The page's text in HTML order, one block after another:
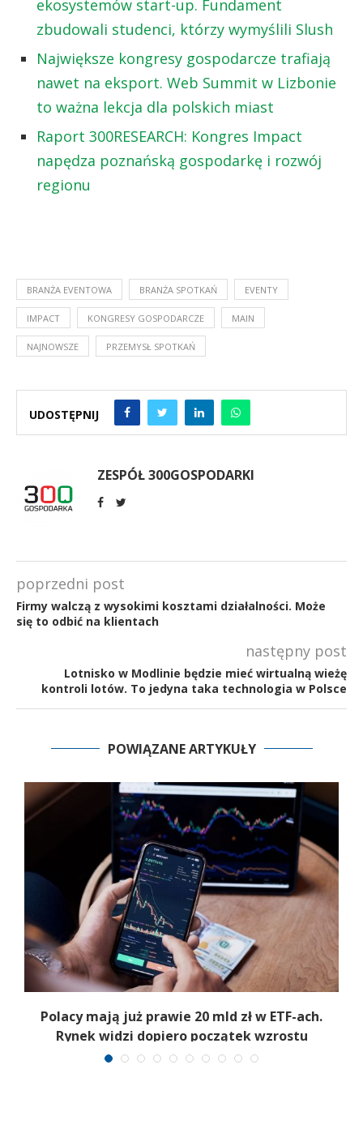
ekosystemów start-up. Fundament
zbudowali studenci, którzy wymyślili Slush
Największe kongresy gospodarcze trafiają
nawet na eksport. Web Summit w Lizbonie
to ważna lekcja dla polskich miast
Raport 300RESEARCH: Kongres Impact
napędza poznańską gospodarkę i rozwój
regionu
BRANŻA EVENTOWA BRANŻA SPOTKAŃ EVENTY
IMPACT KONGRESY GOSPODARCZE MAIN
NAJNOWSZE PRZEMYSŁ SPOTKAŃ
UDOSTĘPNIJ
ZESPÓŁ 300GOSPODARKI
poprzedni post
Firmy walczą z wysokimi kosztami działalności. Może
się to odbić na klientach
następny post
Lotnisko w Modlinie będzie mieć wirtualną wieżę
kontroli lotów. To jedyna taka technologia w Polsce
POWIĄZANE ARTYKUŁY
Polacy mają już prawie 20 mld zł w ETF-ach.
Rynek widzi dopiero początek wzrostu